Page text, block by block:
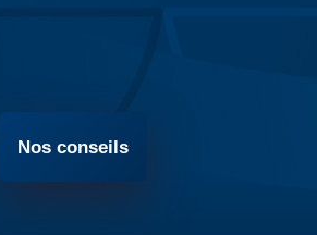
Nos conseils